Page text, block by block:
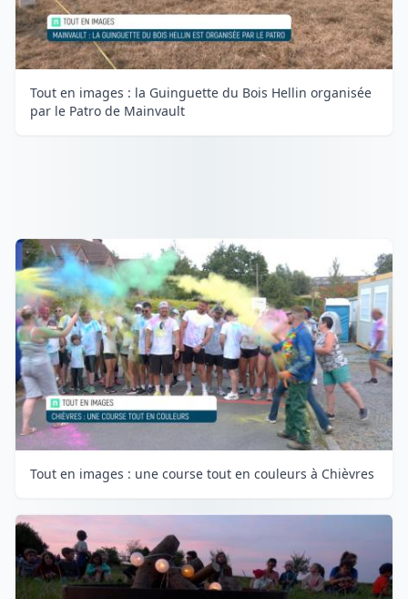
Tout en images : la Guinguette du Bois Hellin organisée
par le Patro de Mainvault
Tout en images : une course tout en couleurs à Chièvres